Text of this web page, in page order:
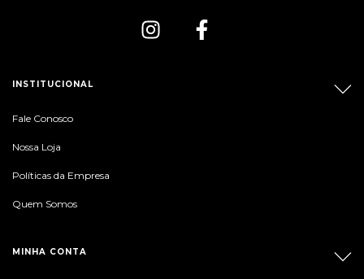
INSTITUCIONAL
Fale Conosco
Nossa Loja
Políticas da Empresa
Quem Somos
MINHA CONTA